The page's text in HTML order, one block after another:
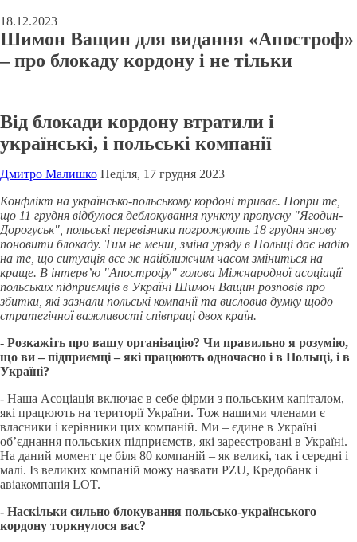
18.12.2023
Шимон Ващин для видання «Апостроф»
– про блокаду кордону і не тільки
Від блокади кордону втратили і
українські, і польські компанії
Дмитро Малишко Неділя, 17 грудня 2023
Конфлікт на українсько-польському кордоні триває. Попри те,
що 11 грудня відбулося деблокування пункту пропуску "Ягодин-
Дорогуськ", польські перевізники погрожують 18 грудня знову
поновити блокаду. Тим не менш, зміна уряду в Польщі дає надію
на те, що ситуація все ж найближчим часом зміниться на
краще. В інтерв’ю "Апострофу" голова Міжнародної асоціації
польських підприємців в Україні Шимон Ващин розповів про
збитки, які зазнали польські компанії та висловив думку щодо
стратегічної важливості співпраці двох країн.
- Розкажіть про вашу організацію? Чи правильно я розумію,
що ви – підприємці – які працюють одночасно і в Польщі, і в
Україні?
- Наша Асоціація включає в себе фірми з польським капіталом,
які працюють на території України. Тож нашими членами є
власники і керівники цих компаній. Ми – єдине в Україні
об’єднання польських підприємств, які зареєстровані в Україні.
На даний момент це біля 80 компаній – як великі, так і середні і
малі. Із великих компаній можу назвати PZU, Кредобанк і
авіакомпанія LOT.
- Наскільки сильно блокування польсько-українського
кордону торкнулося вас?